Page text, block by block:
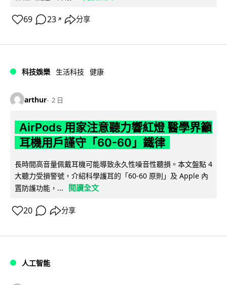
69 23 ↗ 分享
科技娛樂 生活科技 健康
arthur 2 日
AirPods 用家注意聽力響紅燈 醫學界籲
耳機用戶謹守「60-60」鐵律
長時間高音量佩戴耳機可能導致永久性噪音性聽損。本文盤點 4
大聽力受損警號，介紹科學護耳的「60-60 原則」及 Apple 內
置防護功能，...
閱讀全文
20 分享
人工智能